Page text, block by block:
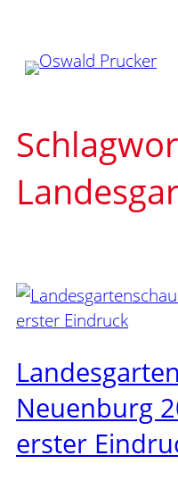
springen
Neuenburg
erster